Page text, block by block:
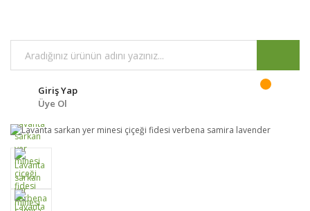
Giriş Yap
Üye Ol